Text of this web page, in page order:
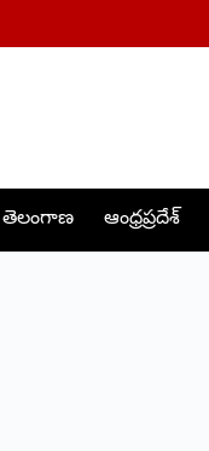
తెలంగాణ ఆంధ్రప్రదేశ్